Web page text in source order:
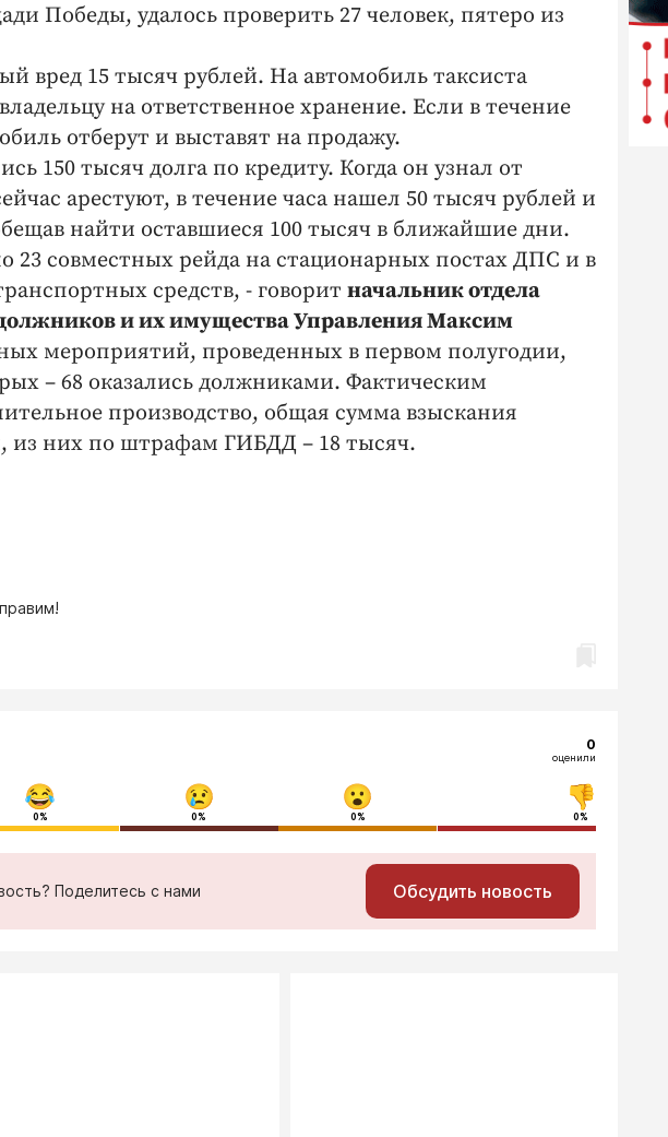
Победы, удалось проверить 27 человек, пятеро из
вред 15 тысяч рублей. На автомобиль таксиста
на ответственное хранение. Если в течение
отберут и выставят на продажу.
150 тысяч долга по кредиту. Когда он узнал от
арестуют, в течение часа нашел 50 тысяч рублей и
найти оставшиеся 100 тысяч в ближайшие дни.
23 совместных рейда на стационарных постах ДПС и в
средств, - говорит начальник отдела
и их имущества Управления Максим
мероприятий, проведенных в первом полугодии,
– 68 оказались должниками. Фактическим
производство, общая сумма взыскания
из них по штрафам ГИБДД – 18 тысяч.
0
оценили
0% 0% 0% 0%
Поделитесь с нами Обсудить новость